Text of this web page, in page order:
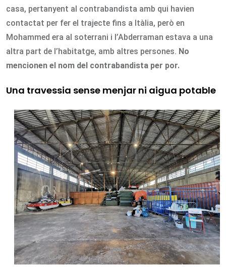
casa, pertanyent al contrabandista amb qui havien
contactat per fer el trajecte fins a Itàlia, però en
Mohammed era al soterrani i l’Abderraman estava a una
altra part de l’habitatge, amb altres persones. No
mencionen el nom del contrabandista per por.
Una travessia sense menjar ni aigua potable